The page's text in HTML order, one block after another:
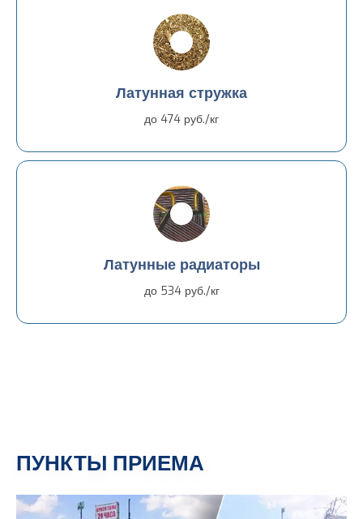
Латунная стружка
до 474 руб./кг
Латунные радиаторы
до 534 руб./кг
ПУНКТЫ ПРИЕМА